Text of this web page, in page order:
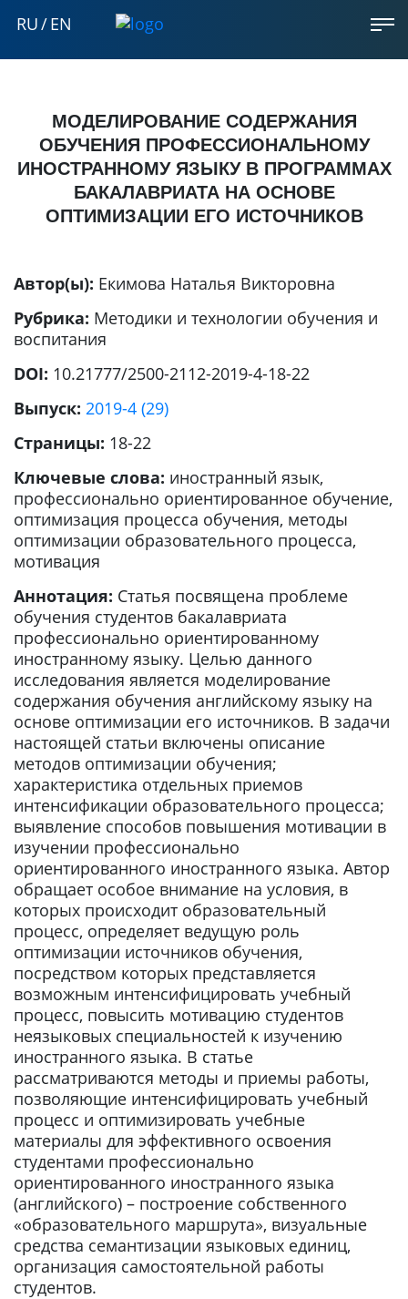
RU/EN
МОДЕЛИРОВАНИЕ СОДЕРЖАНИЯ
ОБУЧЕНИЯ ПРОФЕССИОНАЛЬНОМУ
ИНОСТРАННОМУ ЯЗЫКУ В ПРОГРАММАХ
БАКАЛАВРИАТА НА ОСНОВЕ
ОПТИМИЗАЦИИ ЕГО ИСТОЧНИКОВ
Автор(ы): Екимова Наталья Викторовна
Рубрика: Методики и технологии обучения и
воспитания
DOI: 10.21777/2500-2112-2019-4-18-22
Выпуск: 2019-4 (29)
Страницы: 18-22
Ключевые слова: иностранный язык,
профессионально ориентированное обучение,
оптимизация процесса обучения, методы
оптимизации образовательного процесса,
мотивация
Аннотация: Статья посвящена проблеме
обучения студентов бакалавриата
профессионально ориентированному
иностранному языку. Целью данного
исследования является моделирование
содержания обучения английскому языку на
основе оптимизации его источников. В задачи
настоящей статьи включены описание
методов оптимизации обучения;
характеристика отдельных приемов
интенсификации образовательного процесса;
выявление способов повышения мотивации в
изучении профессионально
ориентированного иностранного языка. Автор
обращает особое внимание на условия, в
которых происходит образовательный
процесс, определяет ведущую роль
оптимизации источников обучения,
посредством которых представляется
возможным интенсифицировать учебный
процесс, повысить мотивацию студентов
неязыковых специальностей к изучению
иностранного языка. В статье
рассматриваются методы и приемы работы,
позволяющие интенсифицировать учебный
процесс и оптимизировать учебные
материалы для эффективного освоения
студентами профессионально
ориентированного иностранного языка
(английского) – построение собственного
«образовательного маршрута», визуальные
средства семантизации языковых единиц,
организация самостоятельной работы
студентов.